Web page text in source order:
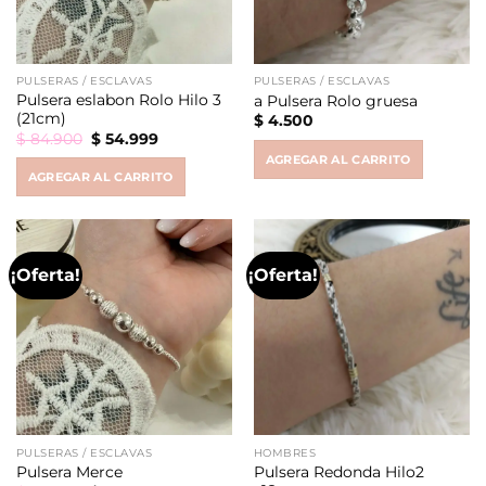
PULSERAS / ESCLAVAS
Pulsera eslabon Rolo Hilo 3
(21cm)
$84.900 Original
price
$ 84.900.
$54.999Current
$ 54.999.
AGREGAR AL CARRITO
PULSERAS / ESCLAVAS
a Pulsera Rolo gruesa
$4.500
AGREGAR AL CARRITO
¡Oferta!
PULSERAS / ESCLAVAS
Pulsera Merce
¡Oferta!
HOMBRES
Pulsera Redonda Hilo2